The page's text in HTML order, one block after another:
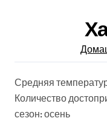
Средняя
Количество
сезон: осень